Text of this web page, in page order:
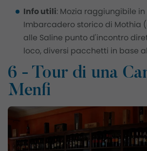
Info utili: Mozia raggiungibile
Imbarcadero storico di Mothia
alle Saline punto d'incontro
loco, diversi pacchetti in base
6 - Tour di una
Menfi